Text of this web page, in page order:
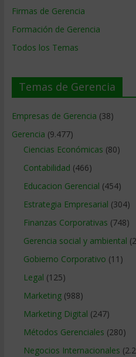
Firmas de Gerencia
Formación de Gerencia
Todos los Temas
Temas de Gerencia
Empresas de Gerencia (38)
Gerencia (9.477)
Ciencias Económicas (80)
Contabilidad (466)
Educacion Gerencial (454)
Estrategia Empresarial (304)
Finanzas Corporativas (748)
Gerencia social y ambiental
Gobierno Corporativo (11)
Legal (125)
Marketing(988)
Marketing Digital (247)
Métodos Gerenciales (280)
Negocios Internacionales